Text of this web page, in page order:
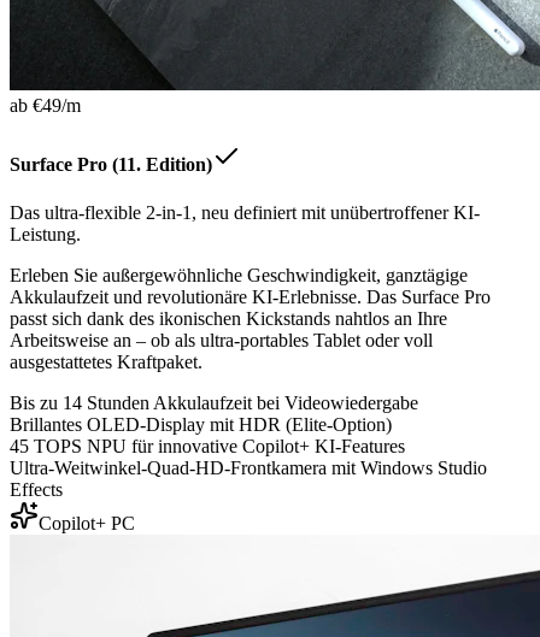
ab €49/m
Surface Pro (11. Edition)
Das ultra-flexible 2-in-1, neu definiert mit unübertroffener KI-
Leistung.
Erleben Sie außergewöhnliche Geschwindigkeit, ganztägige
Akkulaufzeit und revolutionäre KI-Erlebnisse. Das Surface Pro
passt sich dank des ikonischen Kickstands nahtlos an Ihre
Arbeitsweise an – ob als ultra-portables Tablet oder voll
ausgestattetes Kraftpaket.
Bis zu 14 Stunden Akkulaufzeit bei Videowiedergabe
Brillantes OLED-Display mit HDR (Elite-Option)
45 TOPS NPU für innovative Copilot+ KI-Features
Ultra-Weitwinkel-Quad-HD-Frontkamera mit Windows Studio
Effects
Copilot+ PC